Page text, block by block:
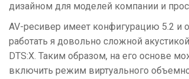
дизайном для моделей компании и
AV-ресивер имеет конфигурацию 5.2 и
работать я довольно сложной
DTS:X. Таким образом, на его основе
включить режим виртуального